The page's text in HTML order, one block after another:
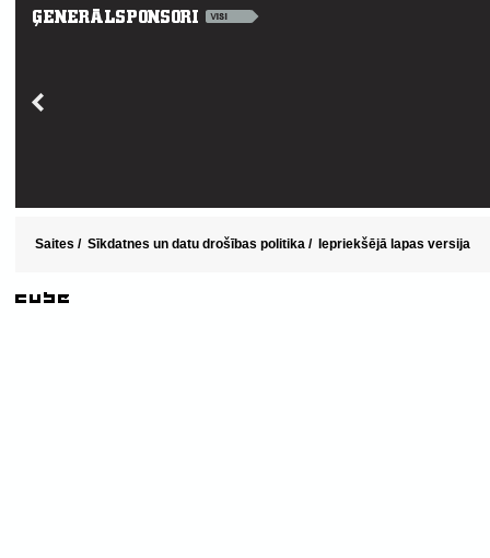
Saites / Sīkdatnes un datu drošības politika / Iepriekšējā lapas versija